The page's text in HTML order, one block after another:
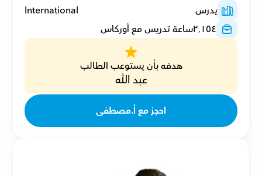
يدرس
International
٢٬١٥٤ساعة تدريس مع أوركاس
هدفه بأن يستوعب الطالب
عبد الله
احجز مع أ.مصطفى